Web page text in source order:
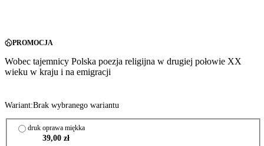
PROMOCJA
Wobec tajemnicy Polska poezja religijna w drugiej połowie XX
wieku w kraju i na emigracji
Wariant:Brak wybranego wariantu
druk oprawa miękka
39,00 zł